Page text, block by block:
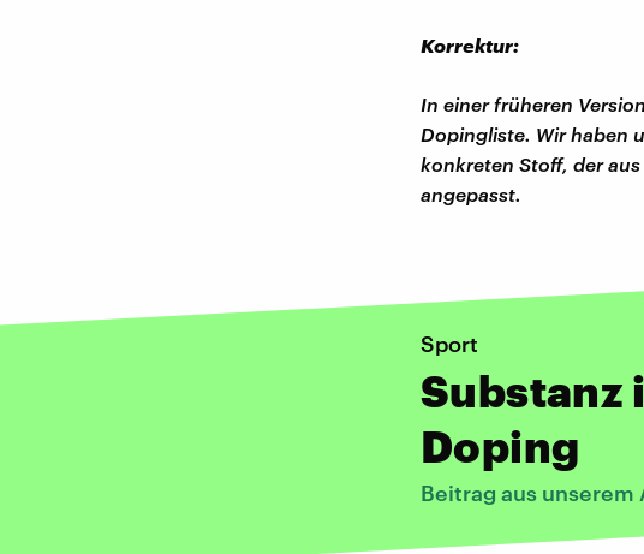
Korrektur:
In einer früheren
Dopingliste. Wir haben
konkreten Stoff, der
angepasst.
Sport
Substanz
Doping
Beitrag aus unserem